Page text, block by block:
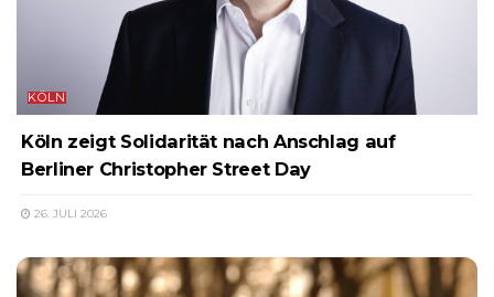
KÖLN
Köln zeigt Solidarität nach Anschlag auf
Berliner Christopher Street Day
26. JULI 2026